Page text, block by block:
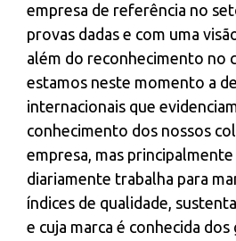
empresa de referência no
provas dadas e com uma
além do reconhecimento no
estamos neste momento a
internacionais que
conhecimento dos nossos
empresa, mas
diariamente trabalha para
índices de qualidade,
e cuja marca é conhecida dos